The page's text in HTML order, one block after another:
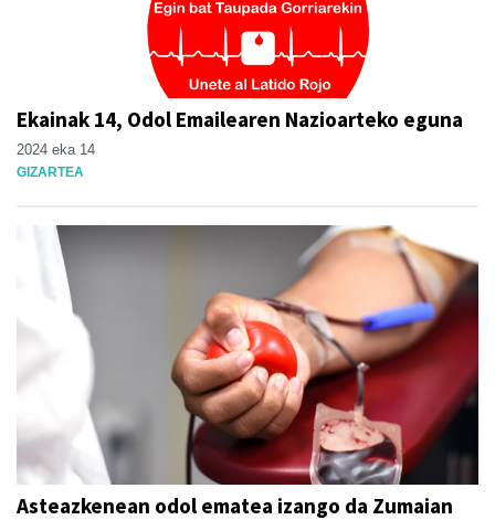
Ekainak 14, Odol Emailearen Nazioarteko eguna
2024 eka 14
GIZARTEA
Asteazkenean odol ematea izango da Zumaian